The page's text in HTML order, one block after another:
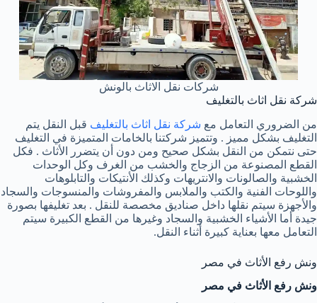
شركات نقل الاثاث بالونش
شركة نقل اثاث بالتغليف
من الضروري التعامل مع شركة نقل اثاث بالتغليف قبل النقل يتم
التغليف بشكل مميز . وتتميز شركتنا بالخامات المتميزة في التغليف
حتى نتمكن من النقل بشكل صحيح ومن دون أن يتضرر الأثاث . فكل
القطع المصنوعة من الزجاج والخشب من الغرف وكل الوحدات
الخشبية والصالونات والانتريهات وكذلك الأنتيكات والتابلوهات
واللوحات الفنية والكتب والملابس والمفروشات والمنسوجات والسجاد
والأجهزة سيتم نقلها داخل صناديق مخصصة للنقل . بعد تغليفها بصورة
جيدة أما الأشياء الخشبية والسجاد وغيرها من القطع الكبيرة سيتم
التعامل معها بعناية كبيرة أثناء النقل.
ونش رفع الأثاث في مصر
ونش رفع الأثاث في مصر